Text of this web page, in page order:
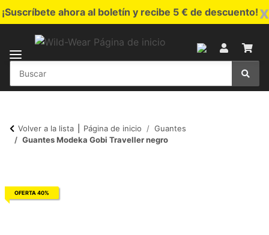
x
¡Suscríbete ahora al boletín y recibe 5 € de descuento!
Volver a la lista Página de inicio
Guantes
Guantes Modeka Gobi Traveller negro
OFERTA 40%